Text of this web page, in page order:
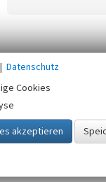
| Datenschutz
Cookies